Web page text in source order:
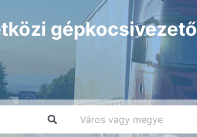
gépkocsivezető